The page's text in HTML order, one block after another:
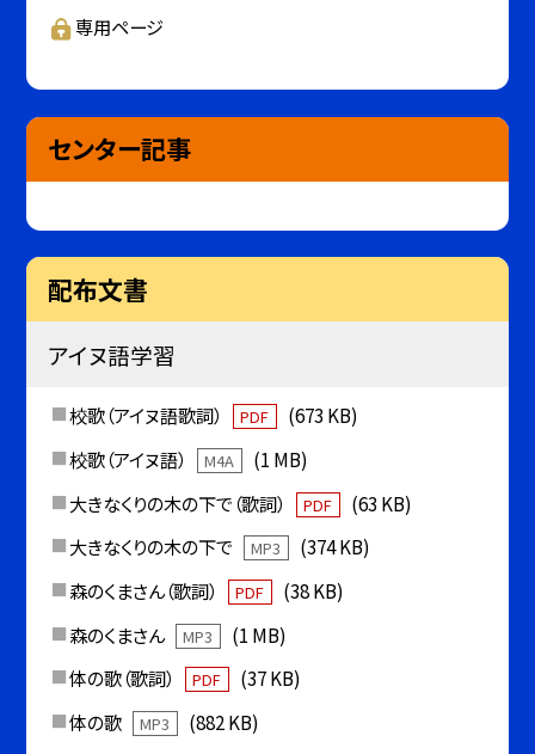
専用ページ
センター記事
配布文書
アイヌ語学習
校歌（アイヌ語歌詞） PDF
(673 KB)
校歌（アイヌ語）
M4A
(1 MB)
大きなくりの木の下で（歌詞）
PDF
(63 KB)
大きなくりの木の下で
MP3
(374 KB)
森のくまさん（歌詞）
PDF
(38 KB)
森のくまさん
MP3
(1 MB)
体の歌（歌詞）
PDF
(37 KB)
体の歌
MP3 (882 KB)